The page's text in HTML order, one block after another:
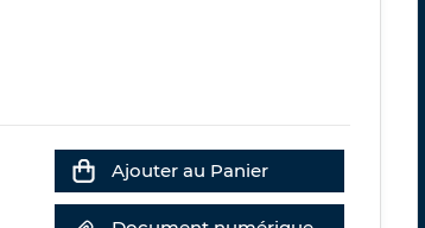
Ajouter au Panier